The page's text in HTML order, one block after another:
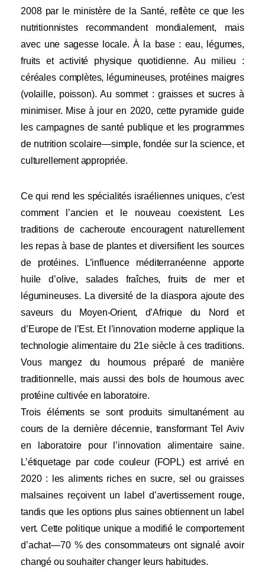
2008 par le ministère de la Santé, reflète ce que les
nutritionnistes recommandent mondialement, mais
avec une sagesse locale. À la base : eau, légumes,
fruits et activité physique quotidienne. Au milieu :
céréales complètes, légumineuses, protéines maigres
(volaille, poisson). Au sommet : graisses et sucres à
minimiser. Mise à jour en 2020, cette pyramide guide
les campagnes de santé publique et les programmes
de nutrition scolaire—simple, fondée sur la science, et
culturellement appropriée.
Ce qui rend les spécialités israéliennes uniques, c’est
comment l’ancien et le nouveau coexistent. Les
traditions de cacheroute encouragent naturellement
les repas à base de plantes et diversifient les sources
de protéines. L’influence méditerranéenne apporte
huile d’olive, salades fraîches, fruits de mer et
légumineuses. La diversité de la diaspora ajoute des
saveurs du Moyen-Orient, d’Afrique du Nord et
d’Europe de l’Est. Et l’innovation moderne applique la
technologie alimentaire du 21e siècle à ces traditions.
Vous mangez du houmous préparé de manière
traditionnelle, mais aussi des bols de houmous avec
protéine cultivée en laboratoire.
Trois éléments se sont produits simultanément au
cours de la dernière décennie, transformant Tel Aviv
en laboratoire pour l’innovation alimentaire saine.
L’étiquetage par code couleur (FOPL) est arrivé en
2020 : les aliments riches en sucre, sel ou graisses
malsaines reçoivent un label d’avertissement rouge,
tandis que les options plus saines obtiennent un label
vert. Cette politique unique a modifié le comportement
d’achat—70 % des consommateurs ont signalé avoir
changé ou souhaiter changer leurs habitudes.